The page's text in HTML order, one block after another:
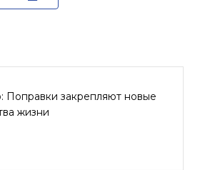
Поправки закрепляют новые
жизни